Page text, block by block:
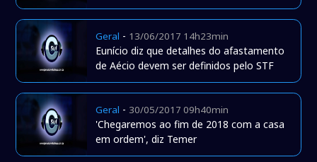
Geral - 13/06/2017 14h23min
Eunício diz que detalhes do afastamento
de Aécio devem ser definidos pelo STF
Geral - 30/05/2017 09h40min
'Chegaremos ao fim de 2018 com a casa
em ordem', diz Temer